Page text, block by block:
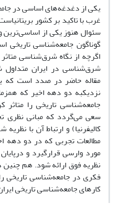
یکی از دغدغه‌های اساسی در
غرب با تاکید بر کشور
سئوال هنوز یکی از
گوناگون جامعه‌شناسی تاریخی
اگرچه از نگاه شرق‌شناسی
شرق‌شناسی در ایران
مقاله حاضر در صدد است که
نزدیکبه دو دهه اخیر که
جامعه‌شناسی تاریخی را متاثر
سعی می‌گردد که مبانی نظری
کالیفرنیا) و ارتباط آن با
مطالعات تجربی که در دو دهه
مورد وارسی قرارگیرد و
نظریه فوق ارائه شود. هم چنین
فکری در جامعه‌شناسی تاریخی
کارهای جامعه‌شناسی تاریخی